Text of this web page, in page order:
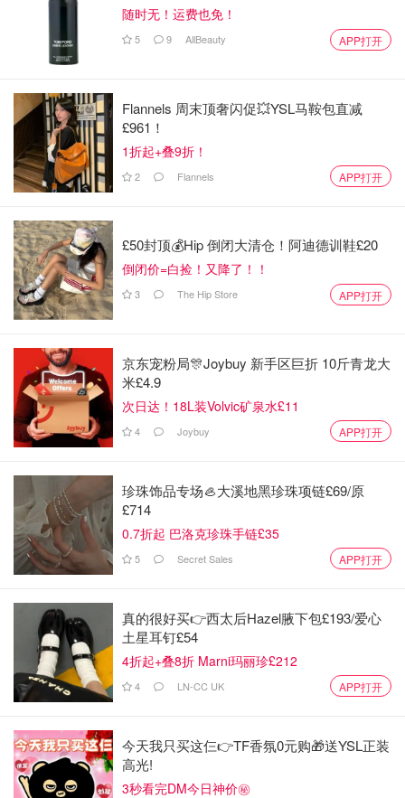
随时无！运费也免！
5 9 AllBeauty APP打开
Flannels 周末顶奢闪促💥YSL马鞍包直减
£961！
1折起+叠9折！
2 Flannels APP打开
£50封顶💰Hip 倒闭大清仓！阿迪德训鞋£20
倒闭价=白捡！又降了！！
3 The Hip Store APP打开
京东宠粉局🎊Joybuy 新手区巨折 10斤青龙大
米£4.9
次日达！18L装Volvic矿泉水£11
4 Joybuy APP打开
珍珠饰品专场🦪大溪地黑珍珠项链£69/原
£714
0.7折起 巴洛克珍珠手链£35
5 Secret Sales APP打开
真的很好买👉西太后Hazel腋下包£193/爱心
土星耳钉£54
4折起+叠8折 Marni玛丽珍£212
4 LN-CC UK APP打开
今天我只买这仨👉TF香氛0元购🎁送YSL正装
高光!
3秒看完DM今日神价㊙️